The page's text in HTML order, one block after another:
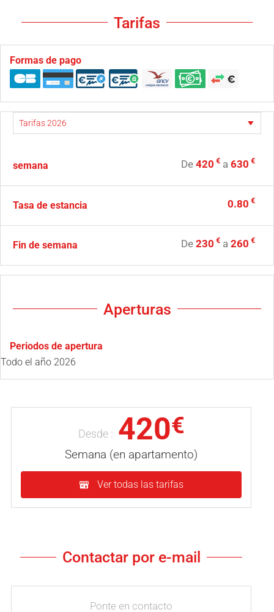
Tarifas
Formas de pago
semana De 420 € a 630 €
Tasa de estancia 0.80 €
Fin de semana De 230 € a 260 €
Aperturas
Periodos de apertura
Todo el año 2026
Desde : 420€
Semana (en apartamento)
Ver todas las tarifas
Contactar por e-mail
Ponte en contacto